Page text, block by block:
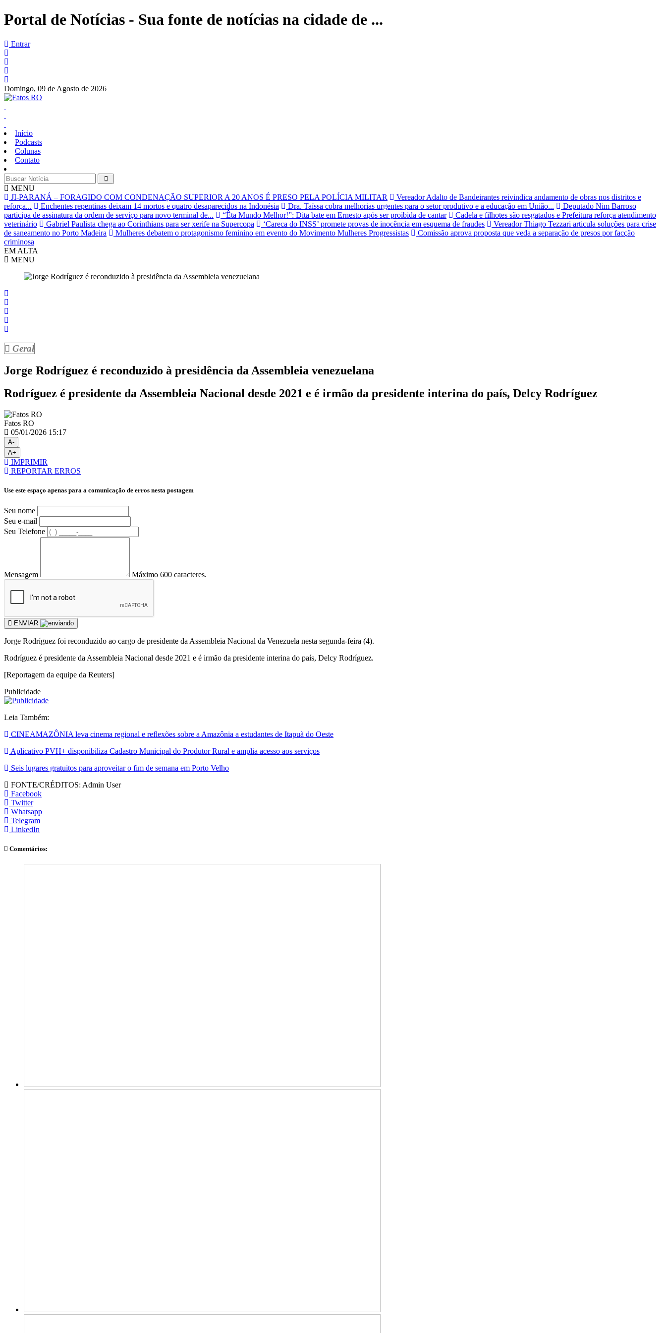
Portal de Notícias - Sua fonte de notícias na cidade de ...
Entrar
Domingo, 09 de Agosto de 2026
Início
Podcasts
Colunas
Contato
MENU
JI-PARANÁ – FORAGIDO COM CONDENAÇÃO SUPERIOR A 20 ANOS É PRESO PELA POLÍCIA MILITAR
Vereador Adalto de Bandeirantes reivindica andamento de obras nos distritos e
reforça...
Enchentes repentinas deixam 14 mortos e quatro desaparecidos na Indonésia Dra. Taíssa cobra melhorias urgentes para o setor produtivo e a educação em União...
Deputado Nim Barroso
participa de assinatura da ordem de serviço para novo terminal de...
“Êta Mundo Melhor!”: Dita bate em Ernesto após ser proibida de cantar
Cadela e filhotes são resgatados e Prefeitura reforça atendimento
veterinário
Gabriel Paulista chega ao Corinthians para ser xerife na Supercopa ‘Careca do INSS’ promete provas de inocência em esquema de fraudes
Vereador Thiago Tezzari articula soluções para crise
de saneamento no Porto Madeira
Mulheres debatem o protagonismo feminino em evento do Movimento Mulheres Progressistas
Comissão aprova proposta que veda a separação de presos por facção
criminosa
EM ALTA
MENU
Geral
Jorge Rodríguez é reconduzido à presidência da Assembleia venezuelana
Rodríguez é presidente da Assembleia Nacional desde 2021 e é irmão da presidente interina do país, Delcy Rodríguez
Fatos RO
05/01/2026 15:17
A-
A+
IMPRIMIR
REPORTAR ERROS
Use este espaço apenas para a comunicação de erros nesta postagem
Seu nome
Seu e-mail
Seu Telefone
Mensagem Máximo 600 caracteres.
ENVIAR
Jorge Rodríguez foi reconduzido ao cargo de presidente da Assembleia Nacional da Venezuela nesta segunda-feira (4).
Rodríguez é presidente da Assembleia Nacional desde 2021 e é irmão da presidente interina do país, Delcy Rodríguez.
[Reportagem da equipe da Reuters]
Publicidade
Leia Também:
CINEAMAZÔNIA leva cinema regional e reflexões sobre a Amazônia a estudantes de Itapuã do Oeste
Aplicativo PVH+ disponibiliza Cadastro Municipal do Produtor Rural e amplia acesso aos serviços
Seis lugares gratuitos para aproveitar o fim de semana em Porto Velho
FONTE/CRÉDITOS: Admin User
Facebook
Twitter
Whatsapp
Telegram
LinkedIn
Comentários: